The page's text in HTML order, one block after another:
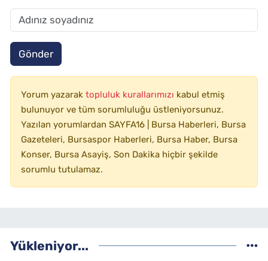
Gönder
Yorum yazarak topluluk kurallarımızı kabul etmiş
bulunuyor ve tüm sorumluluğu üstleniyorsunuz.
Yazılan yorumlardan SAYFA16 | Bursa Haberleri, Bursa
Gazeteleri, Bursaspor Haberleri, Bursa Haber, Bursa
Konser, Bursa Asayiş, Son Dakika hiçbir şekilde
sorumlu tutulamaz.
Yükleniyor...